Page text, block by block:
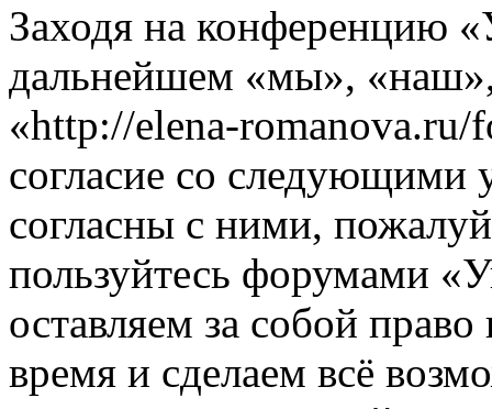
Заходя на конференцию
дальнейшем «мы»,
«http://elena-romanova.ru/
согласие со следующими
согласны с ними,
пользуйтесь форумами
оставляем за собой
время и сделаем всё